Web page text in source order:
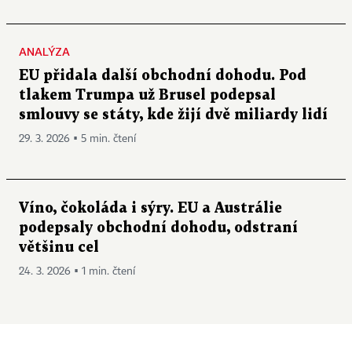
ANALÝZA
EU přidala další obchodní dohodu. Pod
tlakem Trumpa už Brusel podepsal
smlouvy se státy, kde žijí dvě miliardy lidí
29. 3. 2026 ▪ 5 min. čtení
Víno, čokoláda i sýry. EU a Austrálie
podepsaly obchodní dohodu, odstraní
většinu cel
24. 3. 2026 ▪ 1 min. čtení